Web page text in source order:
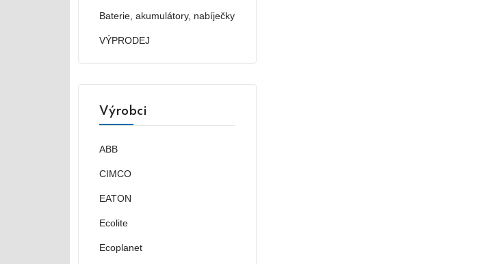
Baterie, akumulátory, nabíječky
VÝPRODEJ
Výrobci
ABB
CIMCO
EATON
Ecolite
Ecoplanet